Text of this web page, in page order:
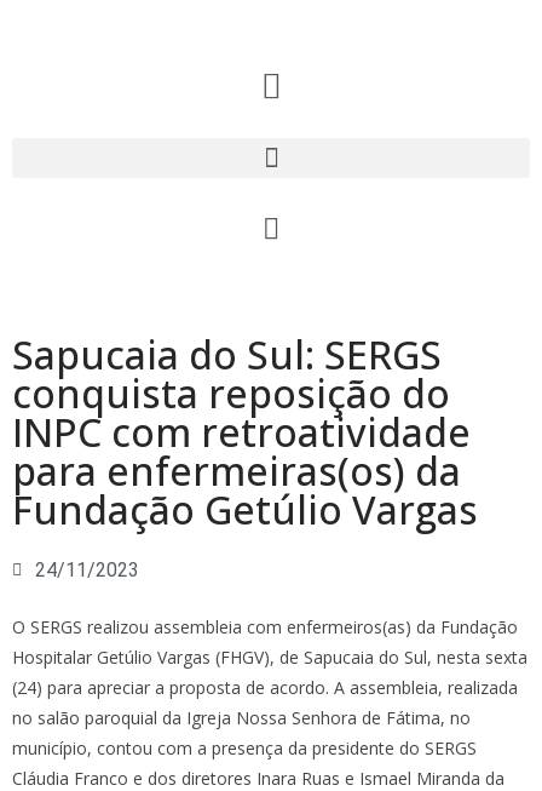
Sapucaia do Sul: SERGS
conquista reposição do
INPC com retroatividade
para enfermeiras(os) da
Fundação Getúlio Vargas
24/11/2023
O SERGS realizou assembleia com enfermeiros(as) da Fundação
Hospitalar Getúlio Vargas (FHGV), de Sapucaia do Sul, nesta sexta
(24) para apreciar a proposta de acordo. A assembleia, realizada
no salão paroquial da Igreja Nossa Senhora de Fátima, no
município, contou com a presença da presidente do SERGS
Cláudia Franco e dos diretores Inara Ruas e Ismael Miranda da